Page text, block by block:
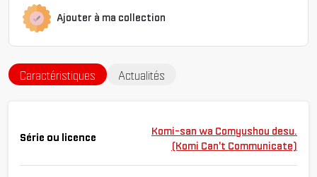
Ajouter à ma collection
Caractéristiques Actualités
Série ou licence
Komi-san wa Comyushou desu.
(Komi Can't Communicate)